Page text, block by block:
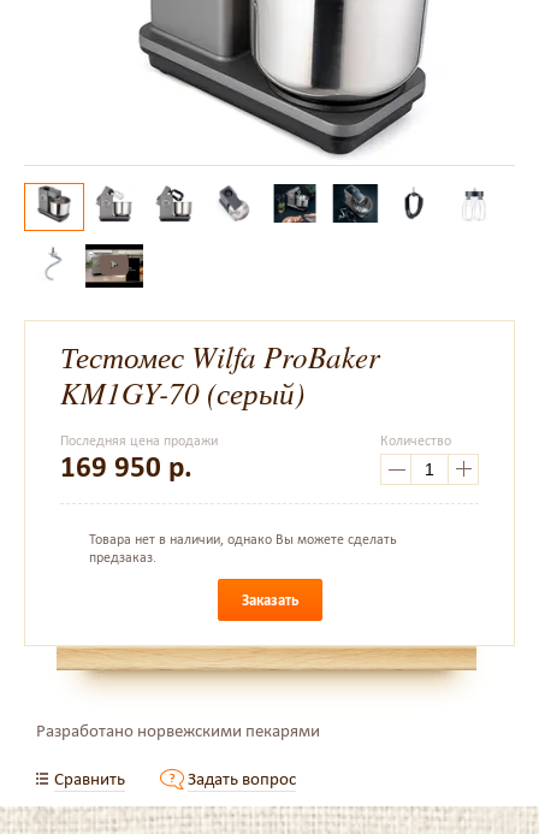
Тестомес Wilfa ProBaker
KM1GY-70 (серый)
Последняя цена продажи
169 950 р.
Количество
Товара нет в наличии, однако Вы можете сделать
предзаказ.
Заказать
Разработано норвежскими пекарями
Сравнить Задать вопрос